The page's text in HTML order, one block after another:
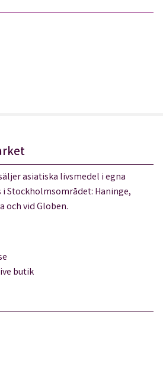
asiatiska livsmedel i egna
Stockholmsområdet: Haninge,
och vid Globen.
butik